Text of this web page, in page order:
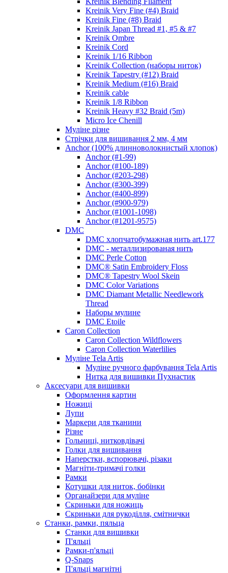
Kreinik Very Fine (#4) Braid
Kreinik Fine (#8) Braid
Kreinik Japan Thread #1, #5 & #7
Kreinik Ombre
Kreinik Cord
Kreinik 1/16 Ribbon
Kreinik Collection (наборы ниток)
Kreinik Tapestry (#12) Braid
Kreinik Medium (#16) Braid
Kreinik cable
Kreinik 1/8 Ribbon
Kreinik Heavy #32 Braid (5m)
Micro Ice Chenill
Муліне різне
Стрічки для вишивання 2 мм, 4 мм
Anchor (100% длинноволокнистый хлопок)
Anchor (#1-99)
Anchor (#100-189)
Anchor (#203-298)
Anchor (#300-399)
Anchor (#400-899)
Anchor (#900-979)
Anchor (#1001-1098)
Anchor (#1201-9575)
DMC
DMC хлопчатобумажная нить art.177
DMC - металлизированая нить
DMC Perle Cotton
DMC® Satin Embroidery Floss
DMC® Tapestry Wool Skein
DMC Color Variations
DMC Diamant Metallic Needlework
Thread
Наборы мулине
DMC Etoile
Caron Collection
Caron Collection Wildflowers
Caron Collection Waterlilies
Муліне Tela Artis
Муліне ручного фарбування Tela Artis
Нитка для вишивки Пухнастик
Аксесуари для вишивки
Оформлення картин
Ножиці
Лупи
Маркери для тканини
Різне
Гольниці, нитковдівачі
Голки для вишивання
Наперстки, вспорювачі, різаки
Магніти-тримачі голки
Рамки
Котушки для ниток, бобінки
Органайзери для муліне
Скриньки для ножиць
Скриньки для рукоділля, смітнички
Станки, рамки, пяльца
Станки для вишивки
П'яльці
Рамки-п'яльці
Q-Snaps
П'яльці магнітні